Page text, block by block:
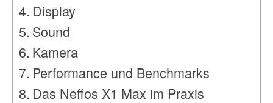
Display
Sound
Kamera
Performance und Benchmarks
Das Neffos X1 Max im Praxis